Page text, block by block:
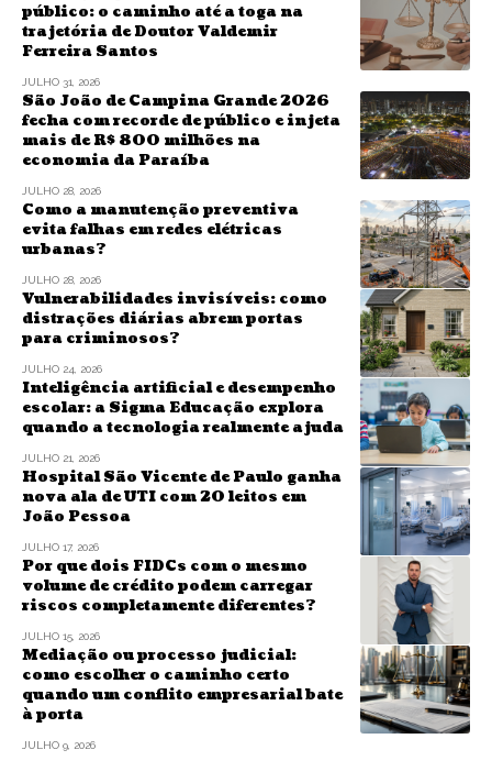
público: o caminho até a toga na
trajetória de Doutor Valdemir
Ferreira Santos
JULHO 31, 2026
São João de Campina Grande 2026
fecha com recorde de público e injeta
mais de R$ 800 milhões na
economia da Paraíba
JULHO 28, 2026
Como a manutenção preventiva
evita falhas em redes elétricas
urbanas?
JULHO 28, 2026
Vulnerabilidades invisíveis: como
distrações diárias abrem portas
para criminosos?
JULHO 24, 2026
Inteligência artificial e desempenho
escolar: a Sigma Educação explora
quando a tecnologia realmente ajuda
JULHO 21, 2026
Hospital São Vicente de Paulo ganha
nova ala de UTI com 20 leitos em
João Pessoa
JULHO 17, 2026
Por que dois FIDCs com o mesmo
volume de crédito podem carregar
riscos completamente diferentes?
JULHO 15, 2026
Mediação ou processo judicial:
como escolher o caminho certo
quando um conflito empresarial bate
à porta
JULHO 9, 2026